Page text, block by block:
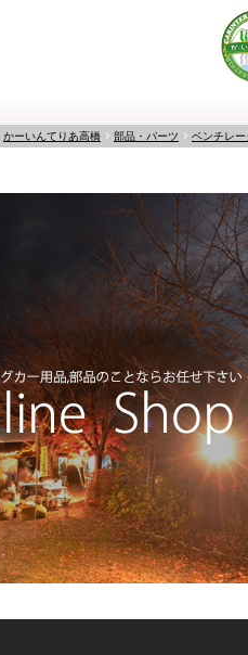
かーいんてりあ高橋 部品・パーツ ベンチレー